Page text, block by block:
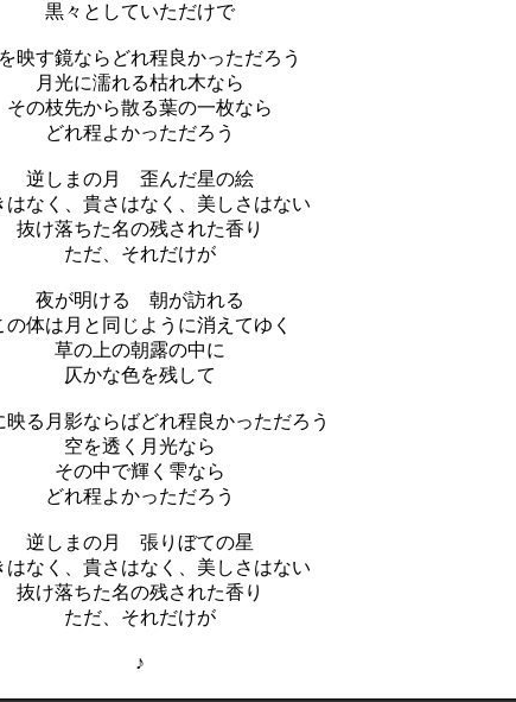
黒々としていただけで
映す鏡ならどれ程良かっただろう
月光に濡れる枯れ木なら
その枝先から散る葉の一枚なら
どれ程よかっただろう
逆しまの月 歪んだ星の絵
はなく、貴さはなく、美しさはない
抜け落ちた名の残された香り
ただ、それだけが
夜が明ける 朝が訪れる
の体は月と同じように消えてゆく
草の上の朝露の中に
仄かな色を残して
映る月影ならばどれ程良かっただろう
空を透く月光なら
その中で輝く雫なら
どれ程よかっただろう
逆しまの月 張りぼての星
はなく、貴さはなく、美しさはない
抜け落ちた名の残された香り
ただ、それだけが
♪